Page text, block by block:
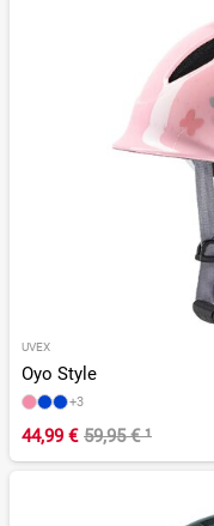
UVEX
Oyo Style
+3
44,99 € 59,95 €¹